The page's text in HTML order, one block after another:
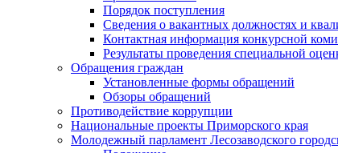
Порядок поступления
Сведения о вакантных должностях и
Контактная информация конкурсной
Результаты проведения специальной
Обращения граждан
Установленные формы обращений
Обзоры обращений
Противодействие коррупции
Национальные проекты Приморского края
Молодежный парламент Лесозаводского